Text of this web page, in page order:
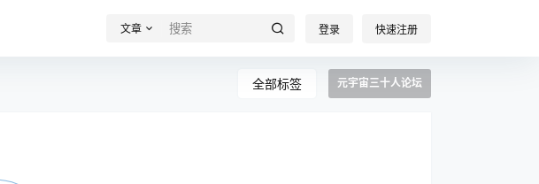
文章 登录 快速注册
全部标签 元宇宙三十人论坛